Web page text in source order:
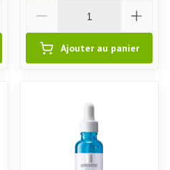
Ajouter au panier